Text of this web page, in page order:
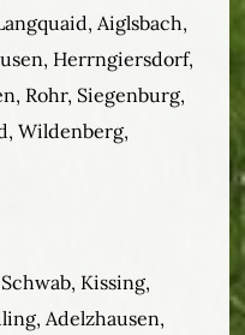
Aiglsbach,
Herrngiersdorf,
Rohr, Siegenburg,
Wildenberg,
Kissing,
Adelzhausen,